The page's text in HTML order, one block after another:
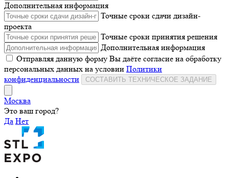
Дополнительная информация
Точные сроки сдачи дизайн-
проекта
Точные сроки принятия решения
Дополнительная информация
Отправляя данную форму Вы даёте согласие на обработку
персональных данных на условии Политики
конфиденциальности
СОСТАВИТЬ ТЕХНИЧЕСКОЕ ЗАДАНИЕ
Москва
Это ваш город?
Да Нет